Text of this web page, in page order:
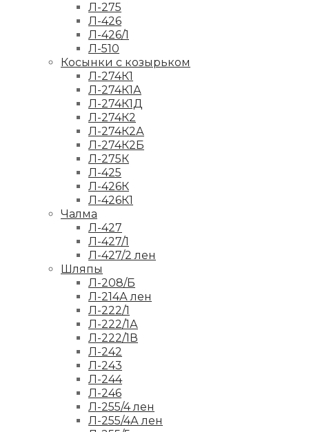
Л-275
Л-426
Л-426/1
Л-510
Косынки с козырьком
Л-274К1
Л-274К1А
Л-274К1Д
Л-274К2
Л-274К2А
Л-274К2Б
Л-275К
Л-425
Л-426К
Л-426К1
Чалма
Л-427
Л-427/1
Л-427/2 лен
Шляпы
Л-208/Б
Л-214А лен
Л-222/1
Л-222/1А
Л-222/1В
Л-242
Л-243
Л-244
Л-246
Л-255/4 лен
Л-255/4А лен